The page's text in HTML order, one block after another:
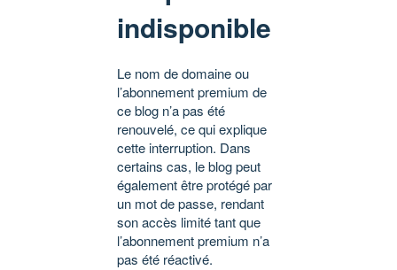
indisponible
Le nom de domaine ou
l’abonnement premium de
ce blog n’a pas été
renouvelé, ce qui explique
cette interruption. Dans
certains cas, le blog peut
également être protégé par
un mot de passe, rendant
son accès limité tant que
l’abonnement premium n’a
pas été réactivé.